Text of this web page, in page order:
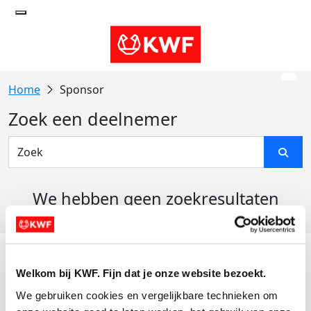
Welkom bij KWF. Fijn dat je onze website bezoekt.
We gebruiken cookies en vergelijkbare technieken om
Sponsor
Zoek een deelnemer
We hebben geen zoekresultaten
Actiematerialen
Evenementen